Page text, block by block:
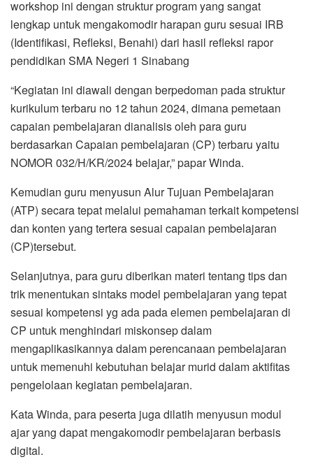
workshop ini dengan struktur program yang sangat
lengkap untuk mengakomodir harapan guru sesuai IRB
(Identifikasi, Refleksi, Benahi) dari hasil refleksi rapor
pendidikan SMA Negeri 1 Sinabang
“Kegiatan ini diawali dengan berpedoman pada struktur
kurikulum terbaru no 12 tahun 2024, dimana pemetaan
capaian pembelajaran dianalisis oleh para guru
berdasarkan Capaian pembelajaran (CP) terbaru yaitu
NOMOR 032/H/KR/2024 belajar,” papar Winda.
Kemudian guru menyusun Alur Tujuan Pembelajaran
(ATP) secara tepat melalui pemahaman terkait kompetensi
dan konten yang tertera sesuai capaian pembelajaran
(CP)tersebut.
Selanjutnya, para guru diberikan materi tentang tips dan
trik menentukan sintaks model pembelajaran yang tepat
sesuai kompetensi yg ada pada elemen pembelajaran di
CP untuk menghindari miskonsep dalam
mengaplikasikannya dalam perencanaan pembelajaran
untuk memenuhi kebutuhan belajar murid dalam aktifitas
pengelolaan kegiatan pembelajaran.
Kata Winda, para peserta juga dilatih menyusun modul
ajar yang dapat mengakomodir pembelajaran berbasis
digital.